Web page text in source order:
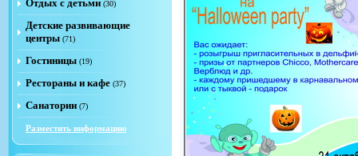
Отдых с детьми (30)
Детские развивающие
центры (71)
Гостиницы (19)
Рестораны и кафе (37)
Санатории (7)
Разместить информацию